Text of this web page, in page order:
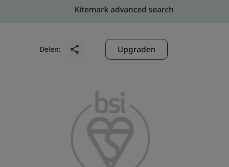
Kitemark advanced search
Delen: Upgraden